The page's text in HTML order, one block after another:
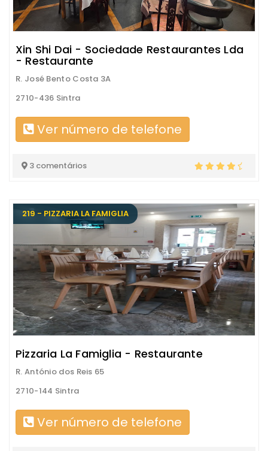
Xin Shi Dai - Sociedade Restaurantes Lda
- Restaurante
R. José Bento Costa 3A
2710-436 Sintra
Ver número de telefone
3 comentários
219 - PIZZARIA LA FAMIGLIA
Pizzaria La Famiglia - Restaurante
R. António dos Reis 65
2710-144 Sintra
Ver número de telefone